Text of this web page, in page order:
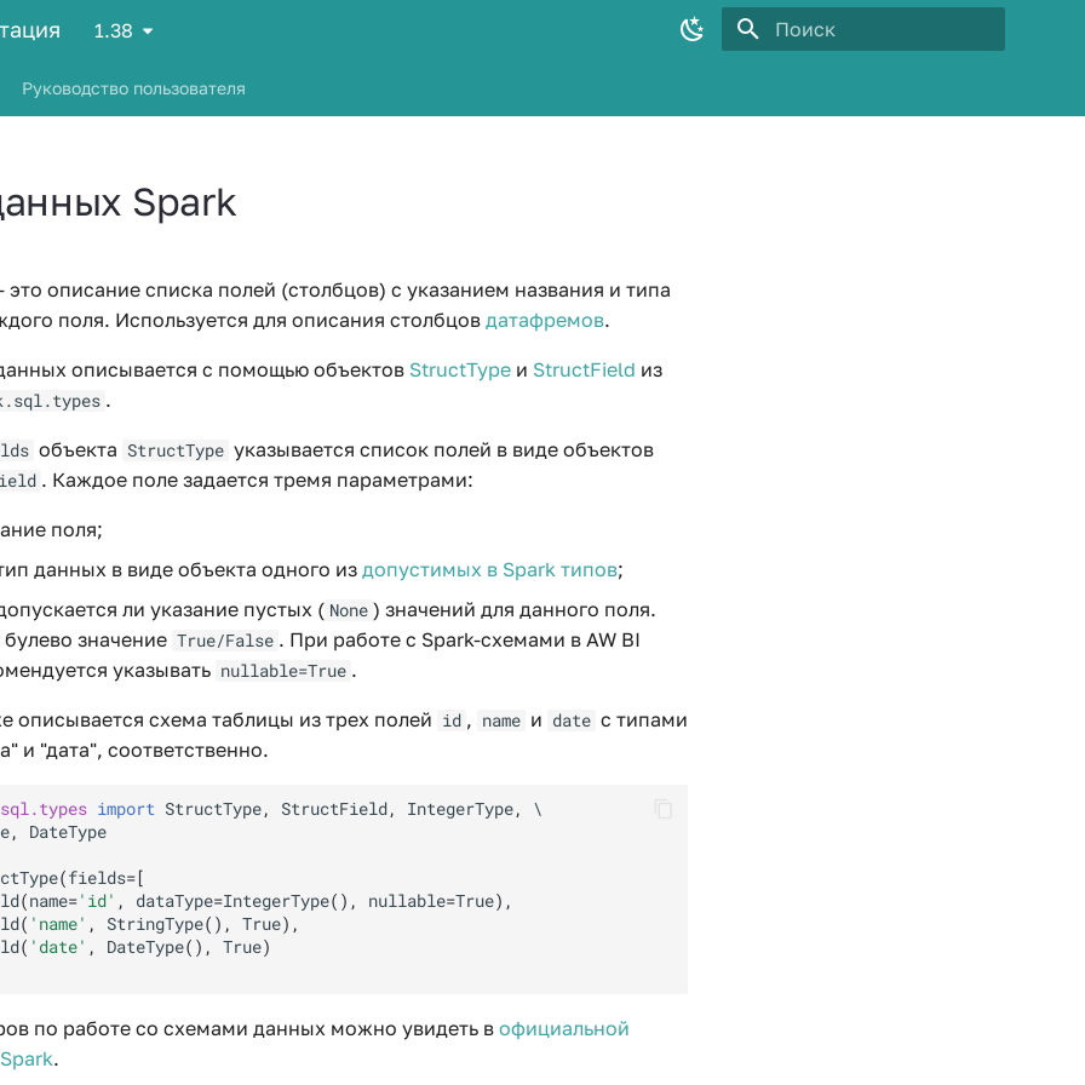
1.38
Руководство пользователя
Spark
описание списка полей (столбцов) с указанием названия и типа
поля. Используется для описания столбцов датафремов.
описывается с помощью объектов StructType и StructField из
.
объекта StructType указывается список полей в виде объектов
. Каждое поле задается тремя параметрами:
поля;
данных в виде объекта одного из допустимых в Spark типов;
ли указание пустых ( None ) значений для данного поля.
значение True/False . При работе с Spark-схемами в AW BI
указывать nullable=True .
описывается схема таблицы из трех полей id , name и date с типами
и "дата", соответственно.
import StructType, StructField, IntegerType,
, DateType
(fields=[
(name='id' , dataType=IntegerType(), nullable=True),
( 'name' , StringType(), True),
( 'date' , DateType(), True)
по работе со схемами данных можно увидеть в официальной
.